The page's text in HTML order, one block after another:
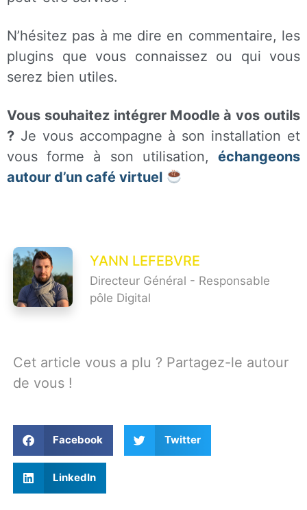
N’hésitez pas à me dire en commentaire, les
plugins que vous connaissez ou qui vous
serez bien utiles.
Vous souhaitez intégrer Moodle à vos outils
? Je vous accompagne à son installation et
vous forme à son utilisation, échangeons
autour d’un café virtuel
YANN LEFEBVRE
Directeur Général - Responsable
pôle Digital
Cet article vous a plu ? Partagez-le autour
de vous !
Facebook Twitter
LinkedIn